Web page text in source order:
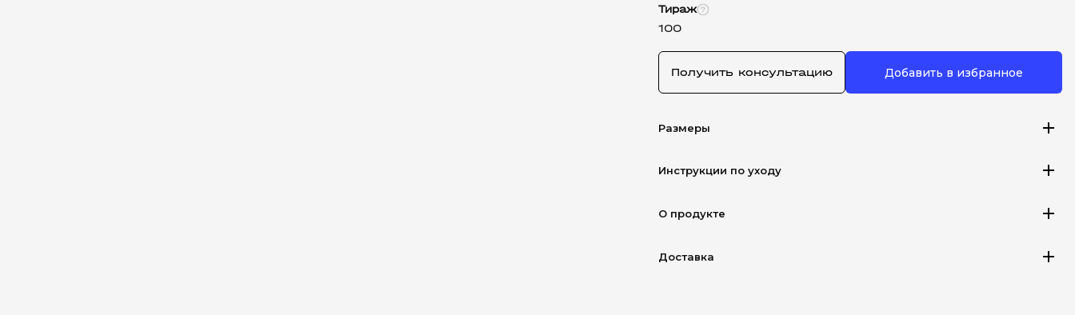
Тираж
100
Получить консультацию Добавить в избранное
Размеры add
Инструкции по уходу add
О продукте add
Доставка add